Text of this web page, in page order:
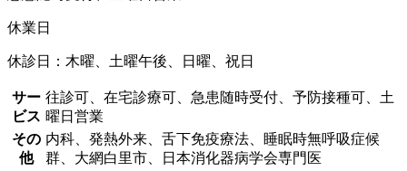
休業日
休診日：木曜、土曜午後、日曜、祝日
サー
ビス
往診可、在宅診療可、急患随時受付、予防接種可、土
曜日営業
その
他
内科、発熱外来、舌下免疫療法、睡眠時無呼吸症候
群、大網白里市、日本消化器病学会専門医